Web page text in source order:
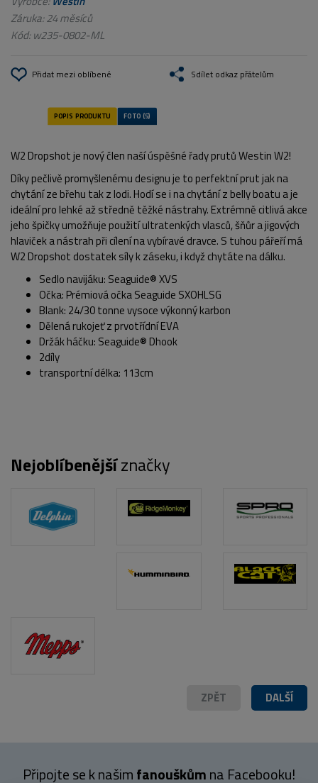
Záruka: 24 měsíců
Kód:w235-0802-ML
Přidat mezi oblíbené Sdílet odkaz přátelům
W2 Dropshot je nový člen naší úspěšné řady prutů Westin W2!
Díky pečlivě promyšlenému designu je to perfektní prut jak na
chytání ze břehu tak z lodi. Hodí se i na chytání z belly boatu a je
ideální pro lehké až středně těžké nástrahy. Extrémně citlivá akce
jeho špičky umožňuje použití ultratenkých vlasců, šňůr a jigových
hlaviček a nástrah při cílení na vybíravé dravce. S tuhou pářeří má
W2 Dropshot dostatek síly k záseku, i když chytáte na dálku.
Sedlo navijáku: Seaguide® XVS
Očka: Prémiová očka Seaguide SXOHLSG
Blank: 24/30 tonne vysoce výkonný karbon
Dělená rukojeť z prvotřídní EVA
Držák háčku: Seaguide® Dhook
2díly
transportní délka: 113cm
Nejoblíbenějšíznačky
DALŠÍ
ZPĚT
Připojte se k našimfanouškůmna Facebooku!